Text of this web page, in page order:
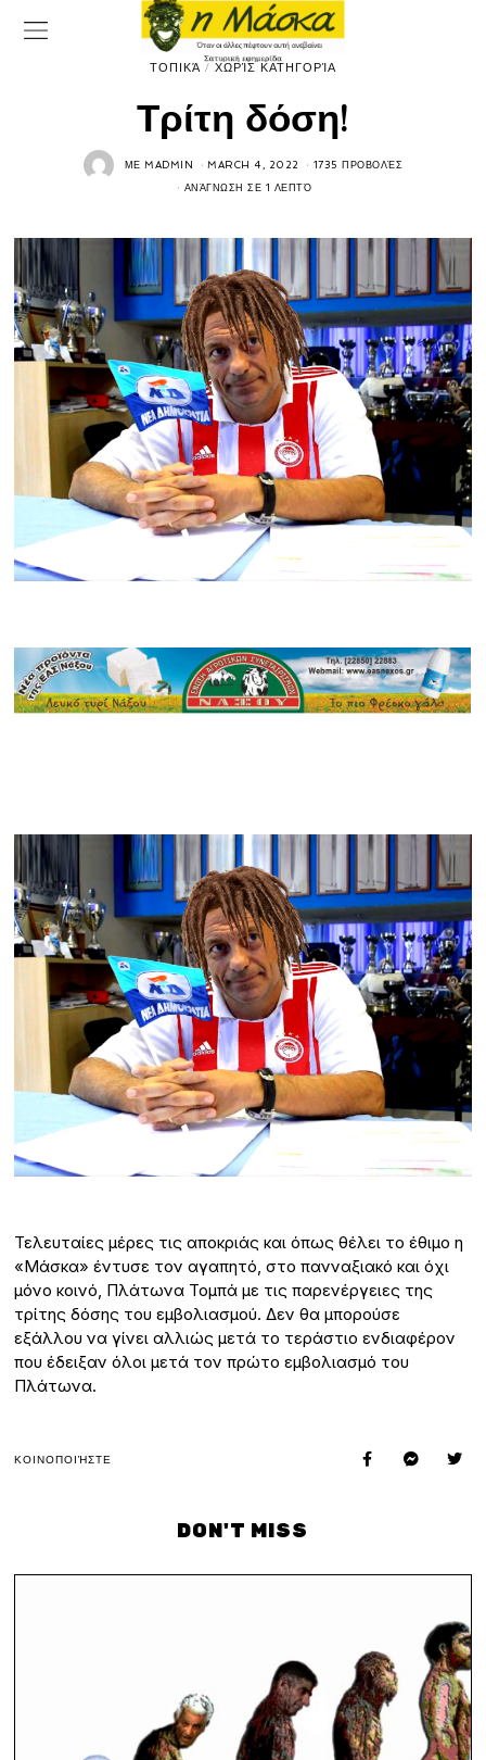
ΤΟΠΙΚΆ / ΧΩΡΊΣ ΚΑΤΗΓΟΡΊΑ
Τρίτη δόση!
ΜΕMADMIN MARCH 4, 2022 1735 ΠΡΟΒΟΛΈΣ
ΑΝΆΓΝΩΣΗ ΣΕ 1 ΛΕΠΤΌ
Τελευταίες μέρες τις αποκριάς και όπως θέλει το έθιμο η
«Μάσκα» έντυσε τον αγαπητό, στο πανναξιακό και όχι
μόνο κοινό, Πλάτωνα Τομπά με τις παρενέργειες της
τρίτης δόσης του εμβολιασμού. Δεν θα μπορούσε
εξάλλου να γίνει αλλιώς μετά το τεράστιο ενδιαφέρον
που έδειξαν όλοι μετά τον πρώτο εμβολιασμό του
Πλάτωνα.
ΚΟΙΝΟΠΟΙΉΣΤΕ
DON'T MISS